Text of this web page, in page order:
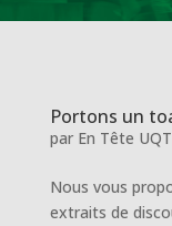
Portons un
par En Tête
Nous vous
extraits de